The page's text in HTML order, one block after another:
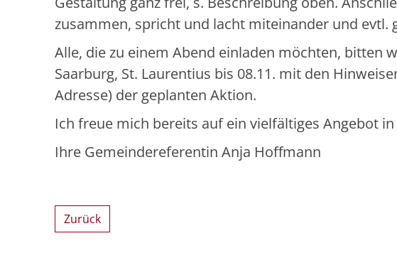
zusammen, spricht und lacht miteinander und evtl.
Alle, die zu einem Abend einladen möchten, bitten
Saarburg, St. Laurentius bis 08.11. mit den
Adresse) der geplanten Aktion.
Ich freue mich bereits auf ein vielfältiges Angebot
Ihre Gemeindereferentin Anja Hoffmann
Zurück